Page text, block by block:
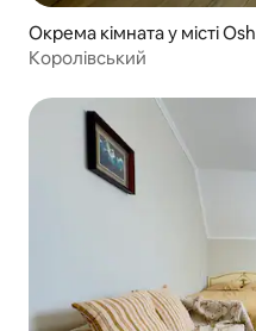
Окрема кімната у місті Osh
Королівський